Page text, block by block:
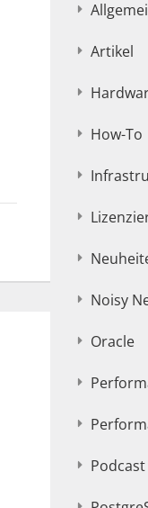
Artikel
How-To
Noisy
Oracle
Podcast